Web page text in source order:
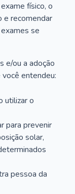
físico, o
e recomendar
se
e/ou a adoção
entendeu:
utilizar o
para prevenir
solar,
pessoa da